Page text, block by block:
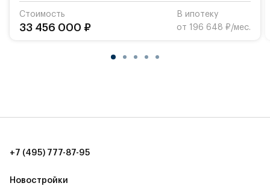
Стоимость
33 456 000 ₽
В ипотеку
от 196 648 ₽/мес.
Новостройки
+7 (495) 777-87-95